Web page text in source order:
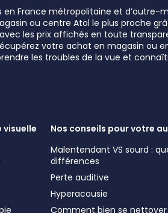
France métropolitaine et d’outre-
ou centre Atol le plus proche
les prix affichés en toute
votre achat en magasin ou
les troubles de la vue et
visuelle
Nos conseils pour votre
Malentendant VS sourd :
différences
Perte auditive
Hyperacousie
Comment bien se nettoyer